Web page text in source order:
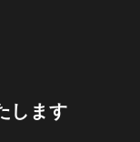
します